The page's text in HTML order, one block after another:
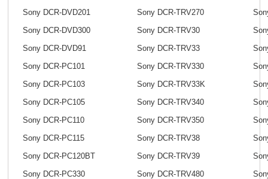
Sony DCR-DVD201
Sony DCR-TRV270
Sony DCR-DVD300
Sony DCR-TRV30
Sony DCR-DVD91
Sony DCR-TRV33
Sony DCR-PC101
Sony DCR-TRV330
Sony DCR-PC103
Sony DCR-TRV33K
Sony DCR-PC105
Sony DCR-TRV340
Sony DCR-PC110
Sony DCR-TRV350
Sony DCR-PC115
Sony DCR-TRV38
Sony DCR-PC120BT
Sony DCR-TRV39
Sony DCR-PC330
Sony DCR-TRV480